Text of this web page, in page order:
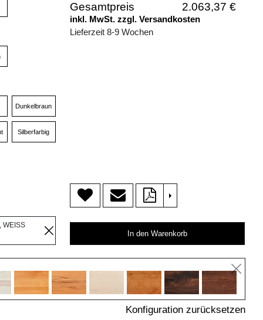
Dunkelbraun
Silberfarbig
WEISS
Gesamtpreis 2.063,37 €
inkl. MwSt. zzgl. Versandkosten
Lieferzeit 8-9 Wochen
>
In den Warenkorb
Konfiguration zurücksetzen